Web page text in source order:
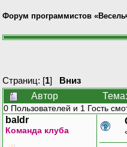
Форум программистов
Страниц: [1] Вниз
Автор
0 Пользователей и 1 Гость
baldr
Команда клуба